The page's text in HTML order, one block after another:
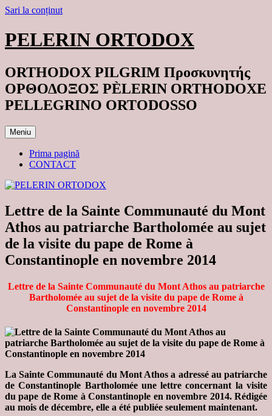
Sari la conținut
PELERIN ORTODOX
ORTHODOX PILGRIM Προσκυνητής
ΟΡΘΟΔΟΞΟΣ PÈLERIN ORTHODOXE
PELLEGRINO ORTODOSSO
Meniu
Prima pagină
CONTACT
Lettre de la Sainte Communauté du Mont
Athos au patriarche Bartholomée au sujet
de la visite du pape de Rome à
Constantinople en novembre 2014
Lettre de la Sainte Communauté du Mont Athos au patriarche
Bartholomée au sujet de la visite du pape de Rome à
Constantinople en novembre 2014
La Sainte Communauté du Mont Athos a adressé au patriarche
de Constantinople Bartholomée une lettre concernant la visite
du pape de Rome à Constantinople en novembre 2014. Rédigée
au mois de décembre, elle a été publiée seulement maintenant.